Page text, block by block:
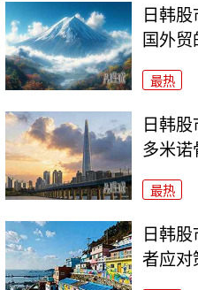
日韩
国外
最热
日韩
多米诺
最热
日韩
者应对